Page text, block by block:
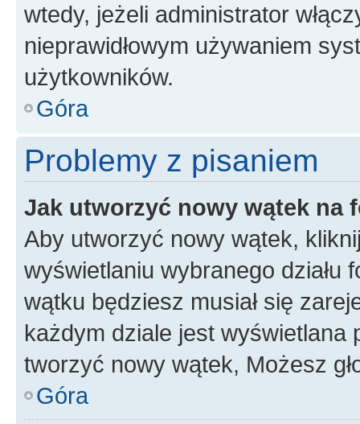
wtedy, jeżeli administrator
nieprawidłowym używaniem
użytkowników.
Góra
Problemy z pisaniem
Jak utworzyć nowy wątek na
Aby utworzyć nowy wątek,
wyświetlaniu wybranego działu
wątku będziesz musiał się
każdym dziale jest wyświetlana
tworzyć nowy wątek, Możesz
Góra